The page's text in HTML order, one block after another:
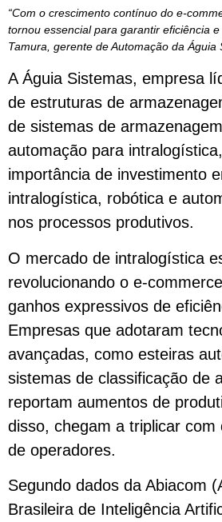
“Com o crescimento contínuo do e-
tornou essencial para garantir eficiência
Tamura, gerente de Automação da Águia
A Águia Sistemas, empresa
de estruturas de
de sistemas de
automação para
importância de investimento
intralogística, robótica e
nos processos produtivos.
O mercado de intralogística
revolucionando o e-
ganhos expressivos de
Empresas que adotaram
avançadas, como esteiras
sistemas de classificação de
reportam aumentos de
disso, chegam a triplicar
de operadores.
Segundo dados da Abiacom
Brasileira de Inteligência